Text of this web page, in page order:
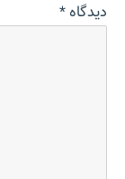
دیدگاه*